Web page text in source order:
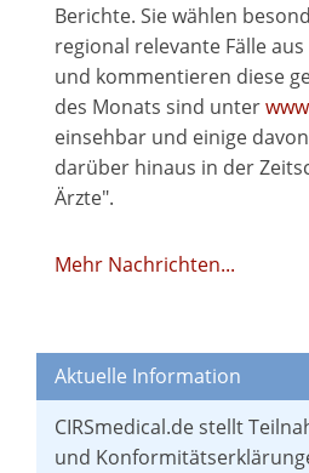
Berichte. Sie wählen
regional relevante Fälle
und kommentieren diese
des Monats sind unter
einsehbar und einige
darüber hinaus in der
Ärzte".
Mehr Nachrichten...
Aktuelle Information
CIRSmedical.de stellt
und